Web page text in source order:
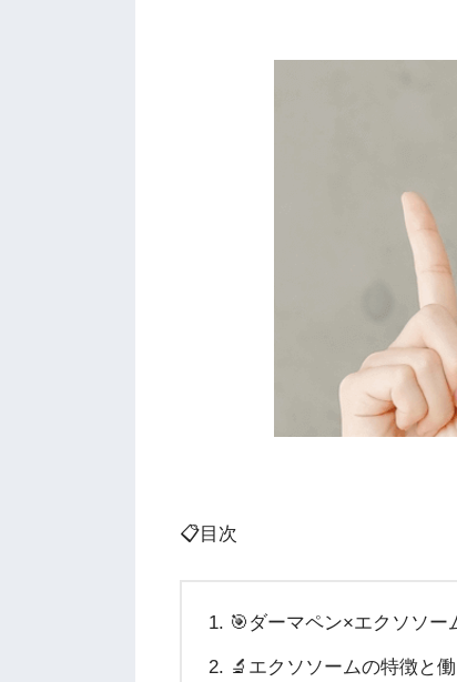
📋目次
🎯ダーマペン×エクソソー
🔬エクソソームの特徴と働